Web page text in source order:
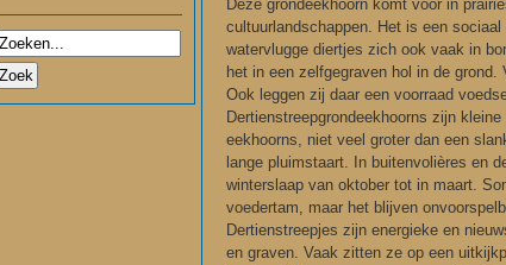
Deze grondeekhoorn komt voor in
cultuurlandschappen. Het is een
watervlugge diertjes zich ook vaak in
het in een zelfgegraven hol in de grond.
Ook leggen zij daar een voorraad
Dertienstreepgrondeekhoorns zijn
eekhoorns, niet veel groter dan een
lange pluimstaart. In buitenvolières en
winterslaap van oktober tot in maart.
voedertam, maar het blijven
Dertienstreepjes zijn energieke en
en graven. Vaak zitten ze op een